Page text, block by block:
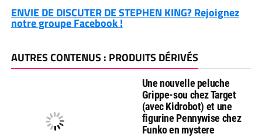
ENVIE DE DISCUTER DE STEPHEN KING? Rejoignez
notre groupe Facebook !
AUTRES CONTENUS : PRODUITS DÉRIVÉS
Une nouvelle peluche
Grippe-sou chez Target
(avec Kidrobot) et une
figurine Pennywise chez
Funko en mystere